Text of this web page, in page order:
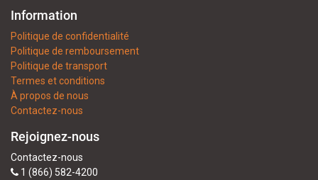
Information
Politique de confidentialité
Politique de remboursement
Politique de transport
Termes et conditions
À propos de nous
Contactez-nous
Rejoignez-nous
Contactez-nous
1 (866) 582-4200